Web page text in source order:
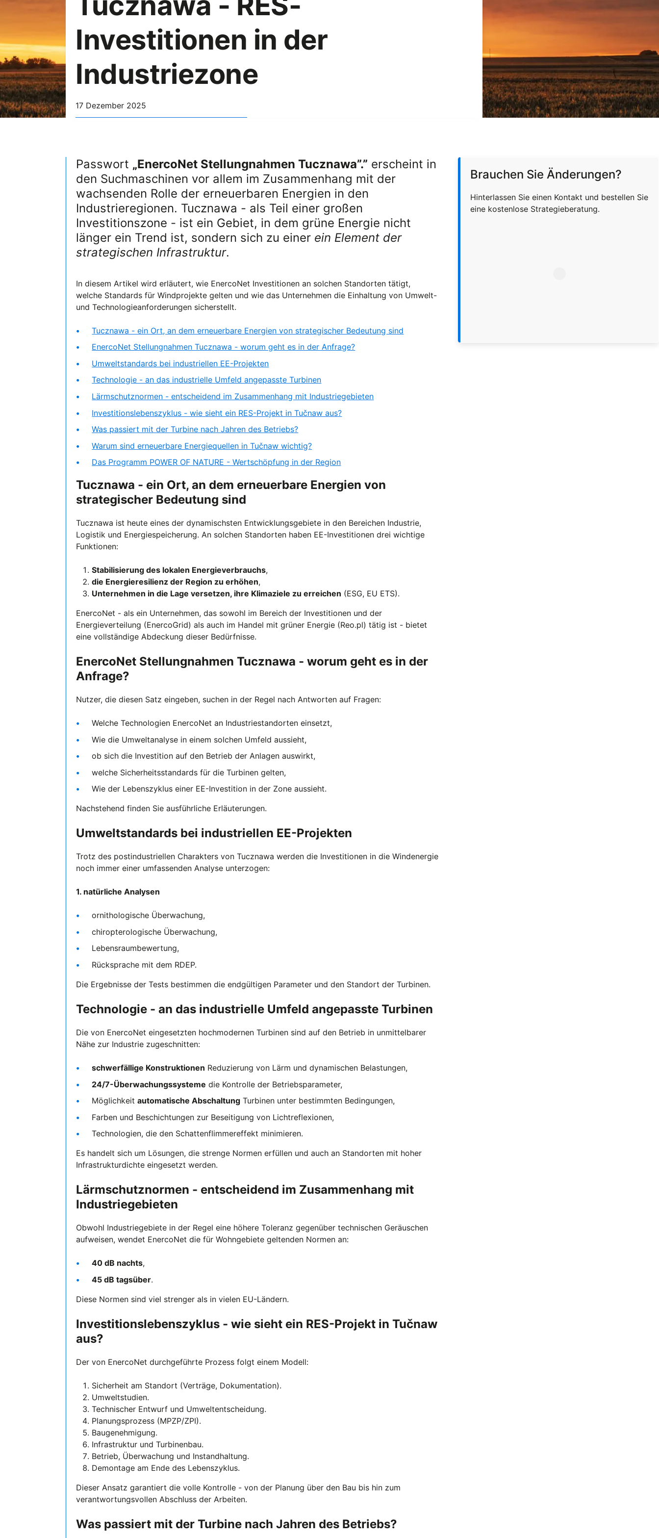
Investitionen in der
Industriezone
17 Dezember 2025
Passwort „EnercoNet Stellungnahmen Tucznawa”.” erscheint in
den Suchmaschinen vor allem im Zusammenhang mit der
wachsenden Rolle der erneuerbaren Energien in den
Industrieregionen. Tucznawa - als Teil einer großen
Investitionszone - ist ein Gebiet, in dem grüne Energie nicht
länger ein Trend ist, sondern sich zu einer ein Element der
strategischen Infrastruktur.
In diesem Artikel wird erläutert, wie EnercoNet Investitionen an solchen Standorten tätigt,
welche Standards für Windprojekte gelten und wie das Unternehmen die Einhaltung von Umwelt-
und Technologieanforderungen sicherstellt.
Tucznawa - ein Ort, an dem erneuerbare Energien von strategischer Bedeutung sind
EnercoNet Stellungnahmen Tucznawa - worum geht es in der Anfrage?
Umweltstandards bei industriellen EE-Projekten
Technologie - an das industrielle Umfeld angepasste Turbinen
Lärmschutznormen - entscheidend im Zusammenhang mit Industriegebieten
Investitionslebenszyklus - wie sieht ein RES-Projekt in Tučnaw aus?
Was passiert mit der Turbine nach Jahren des Betriebs?
Warum sind erneuerbare Energiequellen in Tučnaw wichtig?
Das Programm POWER OF NATURE - Wertschöpfung in der Region
Tucznawa - ein Ort, an dem erneuerbare Energien von
strategischer Bedeutung sind
Tucznawa ist heute eines der dynamischsten Entwicklungsgebiete in den Bereichen Industrie,
Logistik und Energiespeicherung. An solchen Standorten haben EE-Investitionen drei wichtige
Funktionen:
Stabilisierung des lokalen Energieverbrauchs,
die Energieresilienz der Region zu erhöhen,
Unternehmen in die Lage versetzen, ihre Klimaziele zu erreichen (ESG, EU ETS).
EnercoNet - als ein Unternehmen, das sowohl im Bereich der Investitionen und der
Energieverteilung (EnercoGrid) als auch im Handel mit grüner Energie (Reo.pl) tätig ist - bietet
eine vollständige Abdeckung dieser Bedürfnisse.
EnercoNet Stellungnahmen Tucznawa - worum geht es in der
Anfrage?
Nutzer, die diesen Satz eingeben, suchen in der Regel nach Antworten auf Fragen:
Welche Technologien EnercoNet an Industriestandorten einsetzt,
Wie die Umweltanalyse in einem solchen Umfeld aussieht,
ob sich die Investition auf den Betrieb der Anlagen auswirkt,
welche Sicherheitsstandards für die Turbinen gelten,
Wie der Lebenszyklus einer EE-Investition in der Zone aussieht.
Nachstehend finden Sie ausführliche Erläuterungen.
Umweltstandards bei industriellen EE-Projekten
Trotz des postindustriellen Charakters von Tucznawa werden die Investitionen in die Windenergie
noch immer einer umfassenden Analyse unterzogen:
1. natürliche Analysen
ornithologische Überwachung,
chiropterologische Überwachung,
Lebensraumbewertung,
Rücksprache mit dem RDEP.
Die Ergebnisse der Tests bestimmen die endgültigen Parameter und den Standort der Turbinen.
Technologie - an das industrielle Umfeld angepasste Turbinen
Die von EnercoNet eingesetzten hochmodernen Turbinen sind auf den Betrieb in unmittelbarer
Nähe zur Industrie zugeschnitten:
schwerfällige Konstruktionen Reduzierung von Lärm und dynamischen Belastungen,
24/7-Überwachungssysteme die Kontrolle der Betriebsparameter,
Möglichkeitautomatische Abschaltung Turbinen unter bestimmten Bedingungen,
Farben und Beschichtungen zur Beseitigung von Lichtreflexionen,
Technologien, die den Schattenflimmereffekt minimieren.
Es handelt sich um Lösungen, die strenge Normen erfüllen und auch an Standorten mit hoher
Infrastrukturdichte eingesetzt werden.
Lärmschutznormen - entscheidend im Zusammenhang mit
Industriegebieten
Obwohl Industriegebiete in der Regel eine höhere Toleranz gegenüber technischen Geräuschen
aufweisen, wendet EnercoNet die für Wohngebiete geltenden Normen an:
40 dB nachts,
45 dB tagsüber.
Diese Normen sind viel strenger als in vielen EU-Ländern.
Investitionslebenszyklus - wie sieht ein RES-Projekt in Tučnaw
aus?
Der von EnercoNet durchgeführte Prozess folgt einem Modell:
Sicherheit am Standort (Verträge, Dokumentation).
Umweltstudien.
Technischer Entwurf und Umweltentscheidung.
Planungsprozess (MPZP/ZPI).
Baugenehmigung.
Infrastruktur und Turbinenbau.
Betrieb, Überwachung und Instandhaltung.
Demontage am Ende des Lebenszyklus.
Dieser Ansatz garantiert die volle Kontrolle - von der Planung über den Bau bis hin zum
verantwortungsvollen Abschluss der Arbeiten.
Was passiert mit der Turbine nach Jahren des Betriebs?
Brauchen Sie Änderungen?
Hinterlassen Sie einen Kontakt und bestellen Sie
eine kostenlose Strategieberatung.